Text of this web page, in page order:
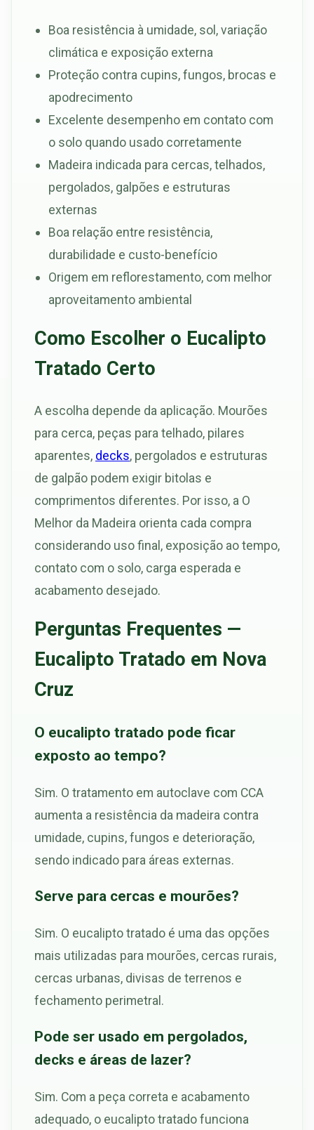
Boa resistência à umidade, sol, variação
climática e exposição externa
Proteção contra cupins, fungos, brocas e
apodrecimento
Excelente desempenho em contato com
o solo quando usado corretamente
Madeira indicada para cercas, telhados,
pergolados, galpões e estruturas
externas
Boa relação entre resistência,
durabilidade e custo-benefício
Origem em reflorestamento, com melhor
aproveitamento ambiental
Como Escolher o Eucalipto
Tratado Certo
A escolha depende da aplicação. Mourões
para cerca, peças para telhado, pilares
aparentes, decks, pergolados e estruturas
de galpão podem exigir bitolas e
comprimentos diferentes. Por isso, a O
Melhor da Madeira orienta cada compra
considerando uso final, exposição ao tempo,
contato com o solo, carga esperada e
acabamento desejado.
Perguntas Frequentes —
Eucalipto Tratado em Nova
Cruz
O eucalipto tratado pode ficar
exposto ao tempo?
Sim. O tratamento em autoclave com CCA
aumenta a resistência da madeira contra
umidade, cupins, fungos e deterioração,
sendo indicado para áreas externas.
Serve para cercas e mourões?
Sim. O eucalipto tratado é uma das opções
mais utilizadas para mourões, cercas rurais,
cercas urbanas, divisas de terrenos e
fechamento perimetral.
Pode ser usado em pergolados,
decks e áreas de lazer?
Sim. Com a peça correta e acabamento
adequado, o eucalipto tratado funciona